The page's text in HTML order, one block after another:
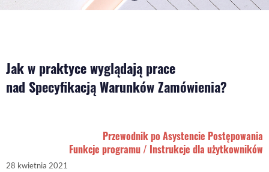
Jak w praktyce wyglądają prace
nad Specyfikacją Warunków Zamówienia?
Przewodnik po Asystencie Postępowania
Funkcje programu / Instrukcje dla użytkowników
28 kwietnia 2021